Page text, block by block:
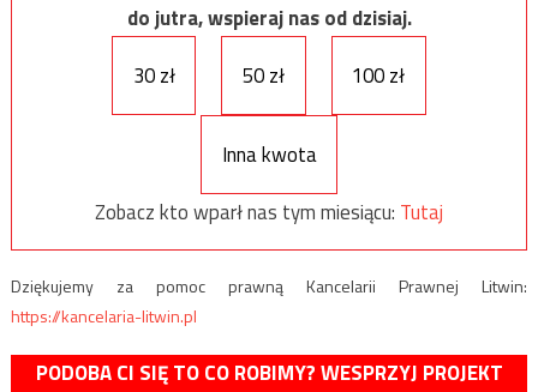
do jutra, wspieraj nas od dzisiaj.
30 zł
50 zł 100 zł
Inna kwota
Zobacz kto wparł nas tym miesiącu: Tutaj
Dziękujemy za pomoc prawną Kancelarii Prawnej Litwin:
https://kancelaria-litwin.pl
PODOBA CI SIĘ TO CO ROBIMY? WESPRZYJ PROJEKT